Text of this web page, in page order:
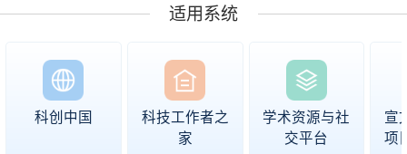
适用系统
科创中国
科技工作者之
家
学术资源与社
交平台
宣
项